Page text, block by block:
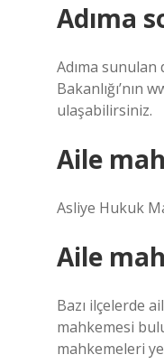
Adıma
Adıma
ulaşabilirsiniz.
Aile
Asliye Hukuk
Aile
Bazı ilçelerde
mahkemesi
mahkemeleri